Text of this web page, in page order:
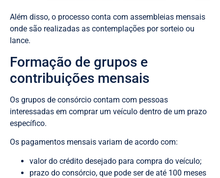
Além disso, o processo conta com assembleias mensais
onde são realizadas as contemplações por sorteio ou
lance.
Formação de grupos e
contribuições mensais
Os grupos de consórcio contam com pessoas
interessadas em comprar um veículo dentro de um prazo
específico.
Os pagamentos mensais variam de acordo com:
valor do crédito desejado para compra do veículo;
prazo do consórcio, que pode ser de até 100 meses